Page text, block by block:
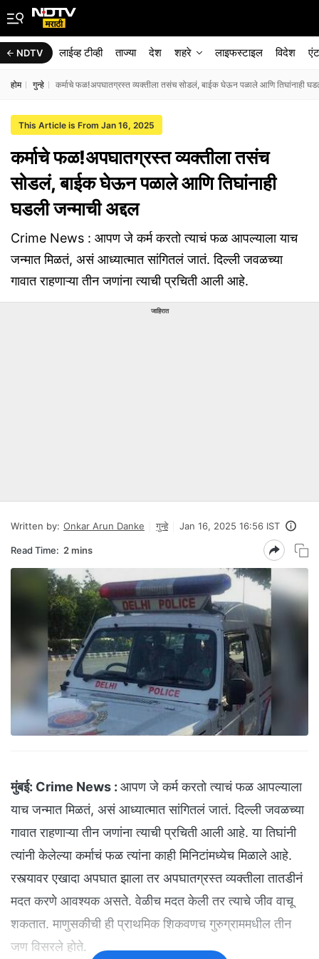
NDTV लाईव्ह टीव्ही ताज्या देश शहरे लाइफस्टाइल विदेश
होम गुन्हे कर्माचे फळ!अपघातग्रस्त व्यक्तीला तसंच सोडलं, बाईक घेऊन पळाले आणि तिघांनाही
This Article is From Jan 16, 2025
कर्माचे फळ!अपघातग्रस्त व्यक्तीला तसंच
सोडलं, बाईक घेऊन पळाले आणि तिघांनाही
घडली जन्माची अद्दल
Crime News : आपण जे कर्म करतो त्याचं फळ आपल्याला याच
जन्मात मिळतं, असं आध्यात्मात सांगितलं जातं. दिल्ली जवळच्या
गावात राहणाऱ्या तीन जणांना त्याची प्रचिती आली आहे.
जाहिरात
Written by: Onkar Arun Danke गुन्हे Jan 16, 2025 16:56 IST
Read Time: 2 mins
मुंबई: Crime News : आपण जे कर्म करतो त्याचं फळ आपल्याला
याच जन्मात मिळतं, असं आध्यात्मात सांगितलं जातं. दिल्ली जवळच्या
गावात राहणाऱ्या तीन जणांना त्याची प्रचिती आली आहे. या तिघांनी
त्यांनी केलेल्या कर्माचं फळ त्यांना काही मिनिटांमध्येच मिळाले आहे.
रस्त्यावर एखादा अपघात झाला तर अपघातग्रस्त व्यक्तीला तातडीनं
मदत करणे आवश्यक असते. वेळीच मदत केली तर त्याचे जीव वाचू
शकतात. माणुसकीची ही प्राथमिक शिकवणच गुरुग्राममधील तीन
जण विसरले होते.